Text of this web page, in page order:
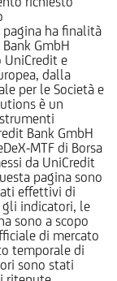
pagina ha finalità
GmbH
UniCredit e
dalla
per le Società e
è un
Bank GmbH
MTF di Borsa
da UniCredit
pagina sono
effettivi di
indicatori, le
sono a scopo
di mercato
temporale di
sono stati